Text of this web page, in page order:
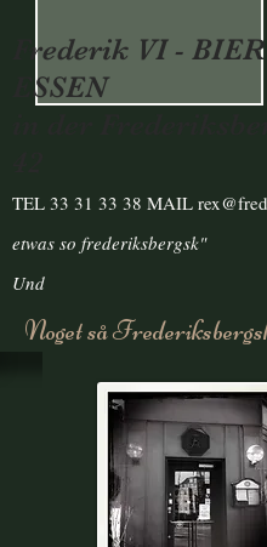
Frederik VI - BIER
ESSEN
TEL 33 31 33 38 MAIL
etwas so frederiksbergsk"
Und
Noget så